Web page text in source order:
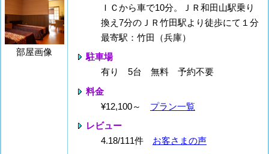
部屋画像
ＩＣから車で10分。ＪＲ和田山駅乗り
換え7分のＪＲ竹田駅より徒歩にて１分
最寄駅：竹田（兵庫）
駐車場
有り 5台 無料 予約不要
料金
¥12,100～ プラン一覧
レビュー
4.18/111件 お客さまの声